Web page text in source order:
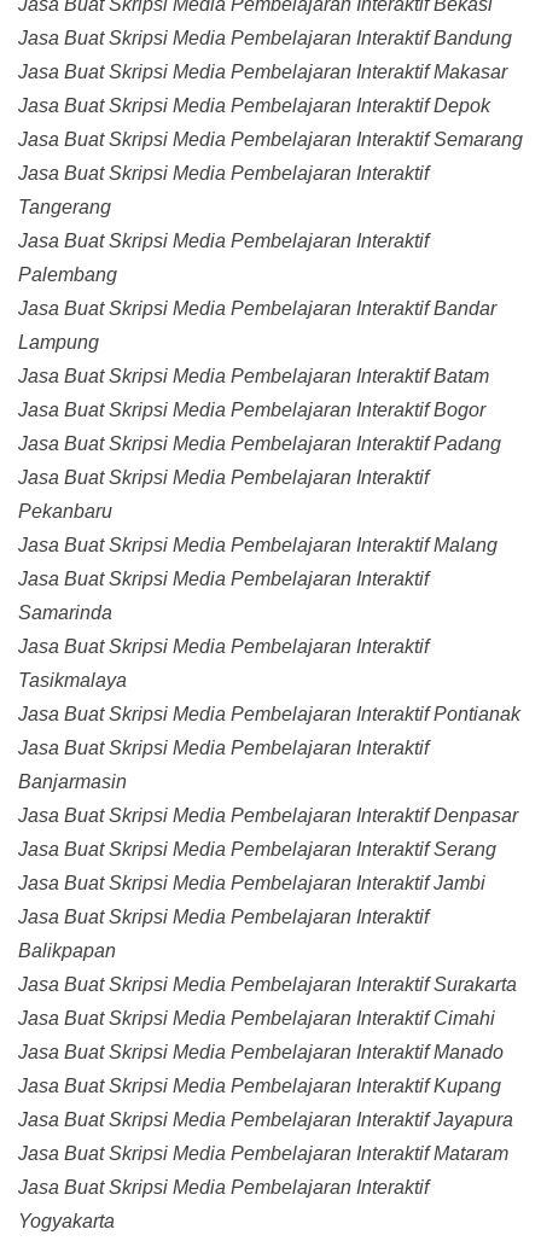
Jasa Buat Skripsi Media Pembelajaran Interaktif Bekasi
Jasa Buat Skripsi Media Pembelajaran Interaktif Bandung
Jasa Buat Skripsi Media Pembelajaran Interaktif Makasar
Jasa Buat Skripsi Media Pembelajaran Interaktif Depok
Jasa Buat Skripsi Media Pembelajaran Interaktif Semarang
Jasa Buat Skripsi Media Pembelajaran Interaktif
Tangerang
Jasa Buat Skripsi Media Pembelajaran Interaktif
Palembang
Jasa Buat Skripsi Media Pembelajaran Interaktif Bandar
Lampung
Jasa Buat Skripsi Media Pembelajaran Interaktif Batam
Jasa Buat Skripsi Media Pembelajaran Interaktif Bogor
Jasa Buat Skripsi Media Pembelajaran Interaktif Padang
Jasa Buat Skripsi Media Pembelajaran Interaktif
Pekanbaru
Jasa Buat Skripsi Media Pembelajaran Interaktif Malang
Jasa Buat Skripsi Media Pembelajaran Interaktif
Samarinda
Jasa Buat Skripsi Media Pembelajaran Interaktif
Tasikmalaya
Jasa Buat Skripsi Media Pembelajaran Interaktif Pontianak
Jasa Buat Skripsi Media Pembelajaran Interaktif
Banjarmasin
Jasa Buat Skripsi Media Pembelajaran Interaktif Denpasar
Jasa Buat Skripsi Media Pembelajaran Interaktif Serang
Jasa Buat Skripsi Media Pembelajaran Interaktif Jambi
Jasa Buat Skripsi Media Pembelajaran Interaktif
Balikpapan
Jasa Buat Skripsi Media Pembelajaran Interaktif Surakarta
Jasa Buat Skripsi Media Pembelajaran Interaktif Cimahi
Jasa Buat Skripsi Media Pembelajaran Interaktif Manado
Jasa Buat Skripsi Media Pembelajaran Interaktif Kupang
Jasa Buat Skripsi Media Pembelajaran Interaktif Jayapura
Jasa Buat Skripsi Media Pembelajaran Interaktif Mataram
Jasa Buat Skripsi Media Pembelajaran Interaktif
Yogyakarta